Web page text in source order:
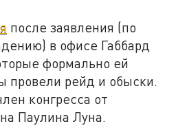
после заявления (по
в офисе Габбард
формально ей
провели рейд и обыски.
конгресса от
Паулина Луна.